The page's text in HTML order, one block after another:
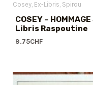
Cosey Ex-Libris Spirou
COSEY –
Libris Raspoutine
9.75CHF